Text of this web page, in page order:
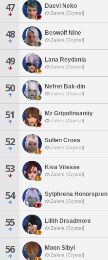
47 Daevi Neko
Zalera [Crystal]
48 Beowolf Nine
Zalera [Crystal]
49 Lana Reydania
Zalera [Crystal]
50 Nefret Bak-din
Zalera [Crystal]
51 Mz Gripofinsanity
Zalera [Crystal]
52 Sullen Cross
Zalera [Crystal]
53 Kiva Vitesse
Zalera [Crystal]
54 Sylphrena Honorspren
Zalera [Crystal]
55 Lilith Dreadmore
Zalera [Crystal]
56 Moon Sibyl
Zalera [Crystal]